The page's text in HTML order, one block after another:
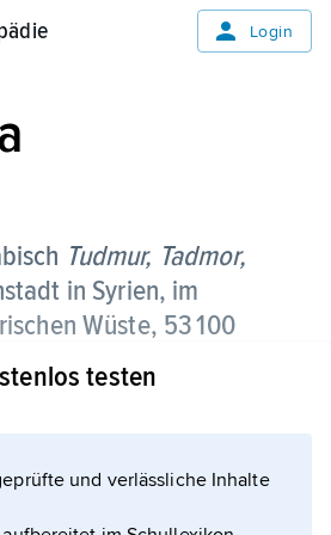
Login
Tudmur, Tadmor,
in Syrien, im
Wüste, 53 100
Homs. In der
testen
und verlässliche Inhalte